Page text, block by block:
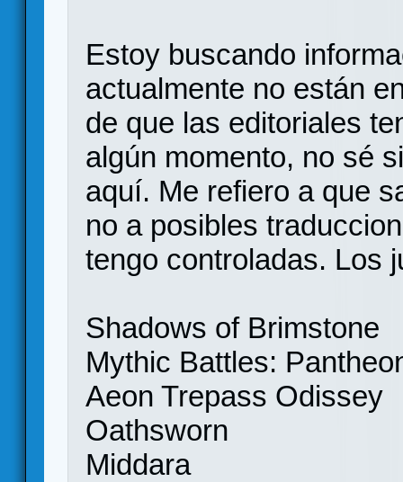
Estoy buscando
actualmente no están
de que las editoriales
algún momento, no sé
aquí. Me refiero a que
no a posibles
tengo controladas. Los
Shadows of Brimstone
Mythic Battles:
Aeon Trepass Odissey
Oathsworn
Middara